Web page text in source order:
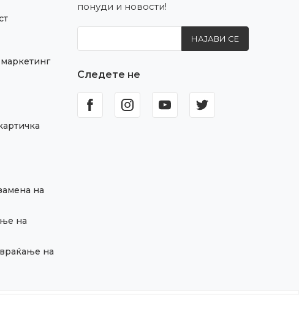
на
на
на
понуди и новости!
НАЈАВИ СЕ
Следете не